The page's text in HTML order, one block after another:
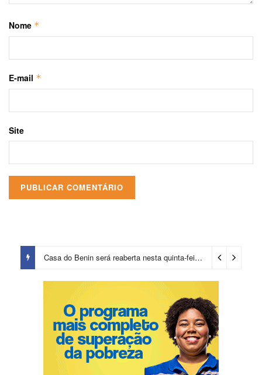
Nome *
E-mail *
Site
Casa do Benin será reaberta nesta quinta-feira (6) 22 horas ago